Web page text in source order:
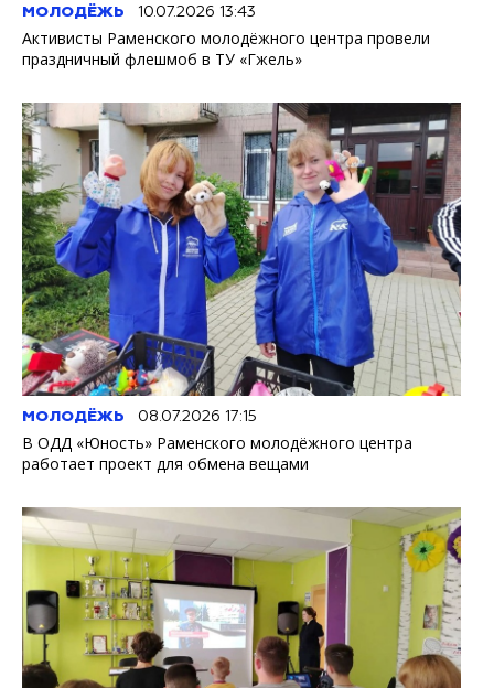
МОЛОДЁЖЬ 10.07.2026 13:43
Активисты Раменского молодёжного центра провели
праздничный флешмоб в ТУ «Гжель»
МОЛОДЁЖЬ 08.07.2026 17:15
В ОДД «Юность» Раменского молодёжного центра
работает проект для обмена вещами